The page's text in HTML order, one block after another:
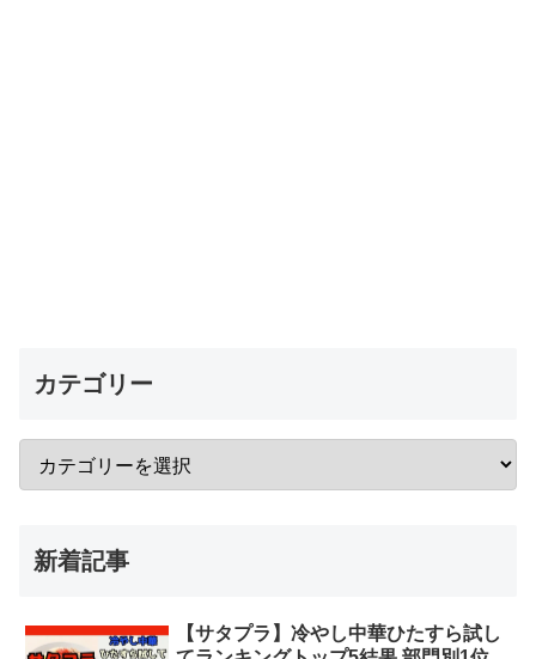
カテゴリー
新着記事
【サタプラ】冷やし中華ひたすら試し